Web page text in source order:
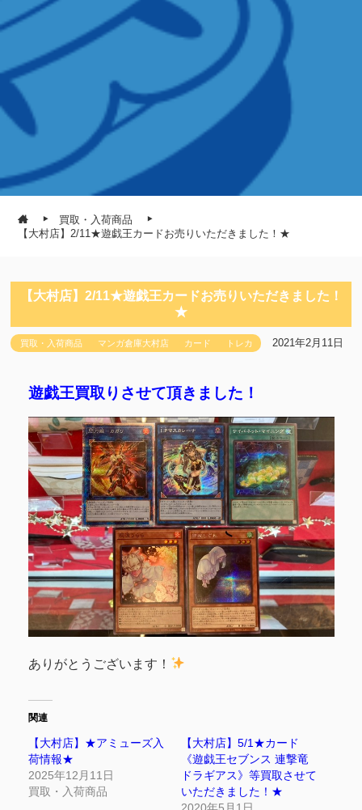
買取・入荷商品
【大村店】2/11★遊戯王カードお売りいただきました！★
【大村店】2/11★遊戯王カードお売りいただきました！
★
買取・入荷商品 マンガ倉庫大村店 カード トレカ 2021年2月11日
遊戯王買取りさせて頂きました！
ありがとうございます！
関連
【大村店】★アミューズ入
荷情報★
2025年12月11日
買取・入荷商品
【大村店】5/1★カード
《遊戯王セブンス 連撃竜
ドラギアス》等買取させて
いただきました！★
2020年5月1日